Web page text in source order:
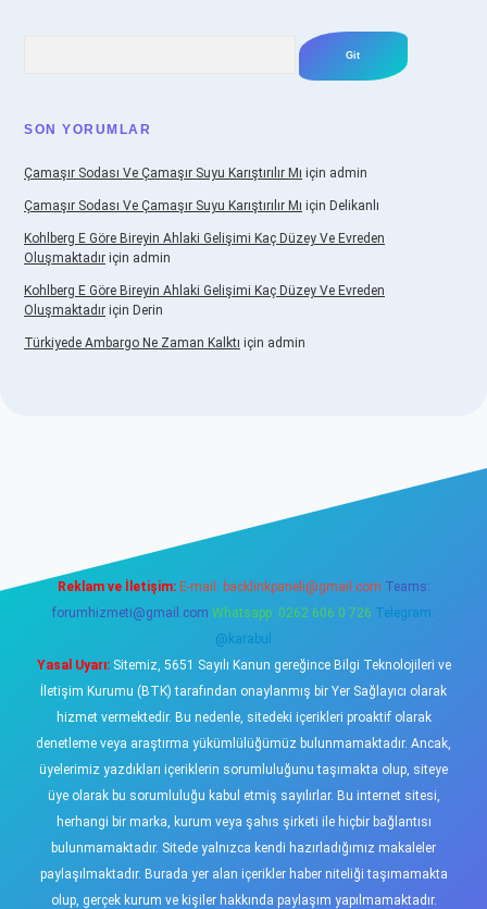
SON YORUMLAR
Çamaşır Sodası Ve Çamaşır Suyu Karıştırılır Mı için admin
Çamaşır Sodası Ve Çamaşır Suyu Karıştırılır Mı için Delikanlı
Kohlberg E Göre Bireyin Ahlaki Gelişimi Kaç Düzey Ve Evreden
Oluşmaktadır için admin
Kohlberg E Göre Bireyin Ahlaki Gelişimi Kaç Düzey Ve Evreden
Oluşmaktadır için Derin
Türkiyede Ambargo Ne Zaman Kalktı için admin
Reklam ve İletişim: E-mail: backlinkpaneli@gmail.com Teams:
forumhizmeti@gmail.com Whatsapp: 0262 606 0 726 Telegram:
@karabul
Yasal Uyarı:Sitemiz, 5651 Sayılı Kanun gereğince Bilgi Teknolojileri ve
İletişim Kurumu (BTK) tarafından onaylanmış bir Yer Sağlayıcı olarak
hizmet vermektedir. Bu nedenle, sitedeki içerikleri proaktif olarak
denetleme veya araştırma yükümlülüğümüz bulunmamaktadır. Ancak,
üyelerimiz yazdıkları içeriklerin sorumluluğunu taşımakta olup, siteye
üye olarak bu sorumluluğu kabul etmiş sayılırlar. Bu internet sitesi,
herhangi bir marka, kurum veya şahıs şirketi ile hiçbir bağlantısı
bulunmamaktadır. Sitede yalnızca kendi hazırladığımız makaleler
paylaşılmaktadır. Burada yer alan içerikler haber niteliği taşımamakta
olup, gerçek kurum ve kişiler hakkında paylaşım yapılmamaktadır.